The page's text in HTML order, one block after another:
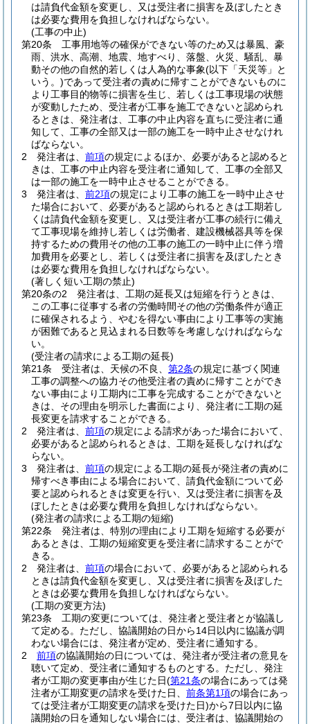
は請負代金額を変更し、又は受注者に損害を及ぼしたとき
は必要な費用を負担しなければならない。
(工事の中止)
第20条
工事用地等の確保ができない等のため又は暴風、豪
雨、洪水、高潮、地震、地すべり、落盤、火災、騒乱、暴
動その他の自然的若しくは人為的な事象(以下「天災等」と
いう。)であって受注者の責めに帰すことができないものに
より工事目的物等に損害を生じ、若しくは工事現場の状態
が変動したため、受注者が工事を施工できないと認められ
るときは、発注者は、工事の中止内容を直ちに受注者に通
知して、工事の全部又は一部の施工を一時中止させなけれ
ばならない。
2
発注者は、 前項の規定によるほか、必要があると認めると
きは、工事の中止内容を受注者に通知して、工事の全部又
は一部の施工を一時中止させることができる。
3
発注者は、 前2項の規定により工事の施工を一時中止させ
た場合において、必要があると認められるときは工期若し
くは請負代金額を変更し、又は受注者が工事の続行に備え
て工事現場を維持し若しくは労働者、建設機械器具等を保
持するための費用その他の工事の施工の一時中止に伴う増
加費用を必要とし、若しくは受注者に損害を及ぼしたとき
は必要な費用を負担しなければならない。
(著しく短い工期の禁止)
第20条の2
発注者は、工期の延長又は短縮を行うときは、
この工事に従事する者の労働時間その他の労働条件が適正
に確保されるよう、やむを得ない事由により工事等の実施
が困難であると見込まれる日数等を考慮しなければならな
い。
(受注者の請求による工期の延長)
第21条
受注者は、天候の不良、 第2条の規定に基づく関連
工事の調整への協力その他受注者の責めに帰すことができ
ない事由により工期内に工事を完成することができないと
きは、その理由を明示した書面により、発注者に工期の延
長変更を請求することができる。
2
発注者は、 前項の規定による請求があった場合において、
必要があると認められるときは、工期を延長しなければな
らない。
3
発注者は、 前項の規定による工期の延長が発注者の責めに
帰すべき事由による場合において、請負代金額について必
要と認められるときは変更を行い、又は受注者に損害を及
ぼしたときは必要な費用を負担しなければならない。
(発注者の請求による工期の短縮)
第22条
発注者は、特別の理由により工期を短縮する必要が
あるときは、工期の短縮変更を受注者に請求することがで
きる。
2
発注者は、 前項の場合において、必要があると認められる
ときは請負代金額を変更し、又は受注者に損害を及ぼした
ときは必要な費用を負担しなければならない。
(工期の変更方法)
第23条
工期の変更については、発注者と受注者とが協議し
て定める。 ただし、協議開始の日から14日以内に協議が調
わない場合には、発注者が定め、受注者に通知する。
2
前項の協議開始の日については、発注者が受注者の意見を
聴いて定め、受注者に通知するものとする。 ただし、発注
者が工期の変更事由が生じた日(第21条の場合にあっては発
注者が工期変更の請求を受けた日、 前条第1項の場合にあっ
ては受注者が工期変更の請求を受けた日)から7日以内に協
議開始の日を通知しない場合には、受注者は、協議開始の